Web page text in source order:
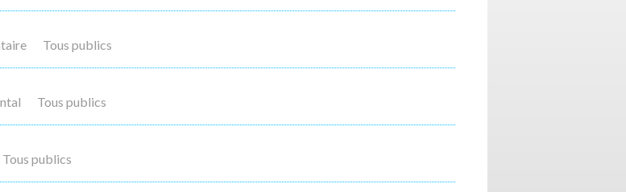
Tous publics
Tous publics
Tous publics